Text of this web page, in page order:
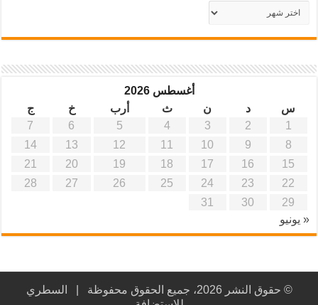
أرشيف
موقع
آفاق
أغسطس 2026
س
د ن ث أرب خ
ج
1
2
3
4
5
6
7
8
9
10
11
12
13
14
15
16
17
18
19
20
21
22
23
24
25
26
27
28
29
30
31
« يونيو
© حقوق النشر 2026، جميع الحقوق محفوظة |
السطري